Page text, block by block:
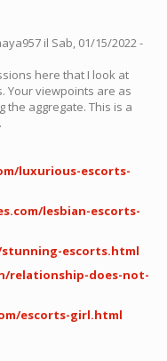
il Sab, 01/15/2022 -
here that I look at
Your viewpoints are as
the aggregate. This is a
luxurious-escorts-
lesbian-escorts-
escorts.html
relationship-does-not-
escorts-girl.html